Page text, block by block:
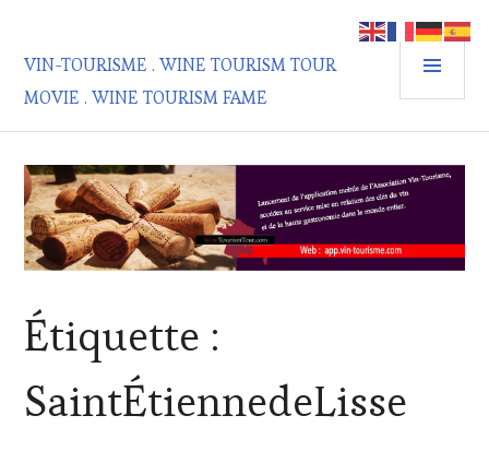
contenu
principal
VIN-TOURISME . WINE TOURISM TOUR
MOVIE . WINE TOURISM FAME
Étiquette :
SaintÉtiennedeLisse